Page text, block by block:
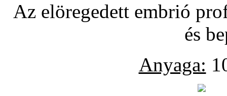
Az elöregedett embrió
és
Anyaga: